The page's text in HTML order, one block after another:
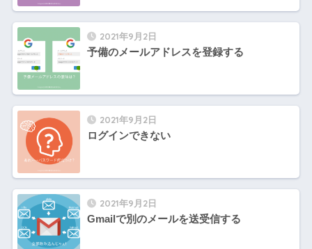
2021年9月2日
予備のメールアドレスを登録する
2021年9月2日
ログインできない
2021年9月2日
Gmailで別のメールを送受信する